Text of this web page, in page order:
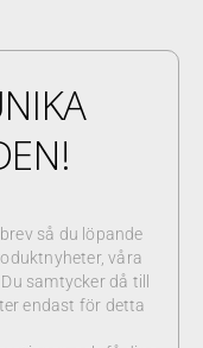
så du löpande
våra
samtycker då till
endast för detta